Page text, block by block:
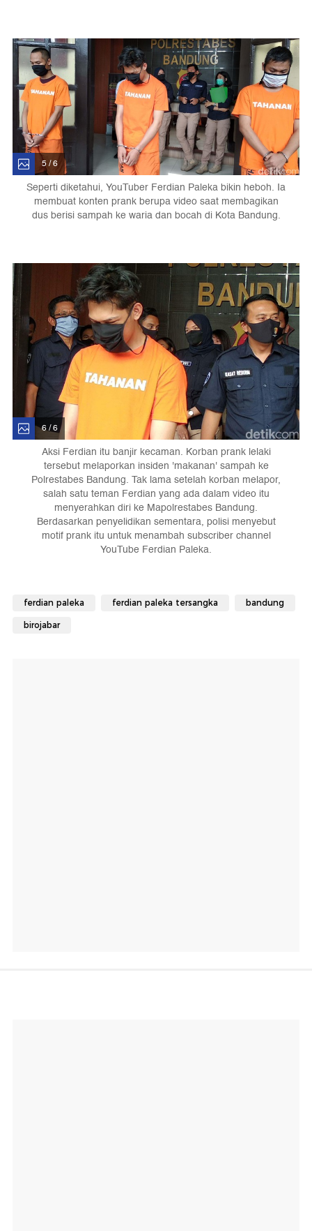
5 / 6
Seperti diketahui, YouTuber Ferdian Paleka bikin heboh. Ia
membuat konten prank berupa video saat membagikan
dus berisi sampah ke waria dan bocah di Kota Bandung.
6 / 6
Aksi Ferdian itu banjir kecaman. Korban prank lelaki
tersebut melaporkan insiden 'makanan' sampah ke
Polrestabes Bandung. Tak lama setelah korban melapor,
salah satu teman Ferdian yang ada dalam video itu
menyerahkan diri ke Mapolrestabes Bandung.
Berdasarkan penyelidikan sementara, polisi menyebut
motif prank itu untuk menambah subscriber channel
YouTube Ferdian Paleka.
ferdian paleka ferdian paleka tersangka bandung
birojabar